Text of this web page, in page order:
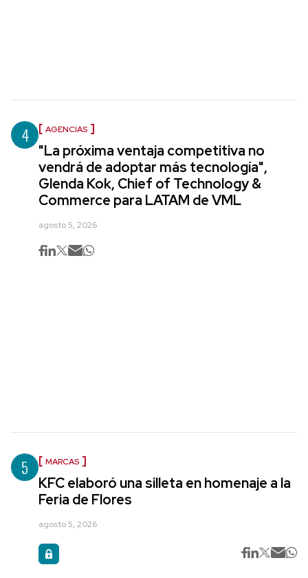
4 AGENCIAS
"La próxima ventaja competitiva no
vendrá de adoptar más tecnología",
Glenda Kok, Chief of Technology &
Commerce para LATAM de VML
agosto 5, 2026
5 MARCAS
KFC elaboró una silleta en homenaje a la
Feria de Flores
agosto 5, 2026